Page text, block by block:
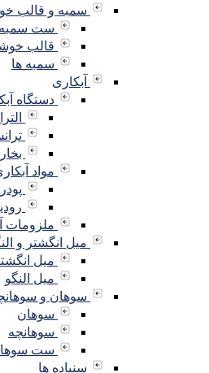
سمبه و قالب
ست سمبه و
قالب خوشه
سمبه ها
آبکاری
دستگاه
ترانس
بخار
مواد آبکاری
پودر
رودیوم
ملزومات
میل انگشتر و النگو
میل انگشتر
میل النگو
سوهان و سوهانچه
سوهان
سوهانچه
ست
سنباده ها